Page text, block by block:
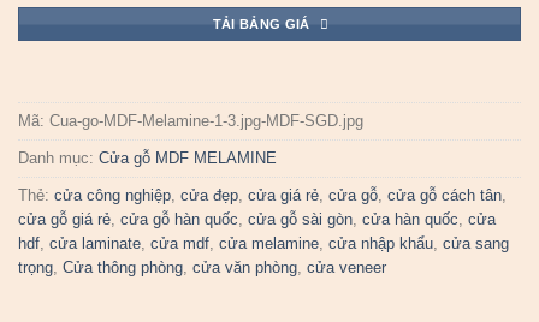
TẢI BẢNG GIÁ
Mã: Cua-go-MDF-Melamine-1-3.jpg-MDF-SGD.jpg
Danh mục: Cửa gỗ MDF MELAMINE
Thẻ: cửa công nghiệp, cửa đẹp, cửa giá rẻ, cửa gỗ, cửa gỗ cách tân,
cửa gỗ giá rẻ, cửa gỗ hàn quốc, cửa gỗ sài gòn, cửa hàn quốc, cửa
hdf, cửa laminate, cửa mdf, cửa melamine, cửa nhập khẩu, cửa sang
trọng, Cửa thông phòng, cửa văn phòng, cửa veneer